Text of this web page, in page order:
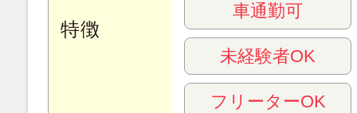
特徴
車通勤可
未経験者OK
フリーターOK